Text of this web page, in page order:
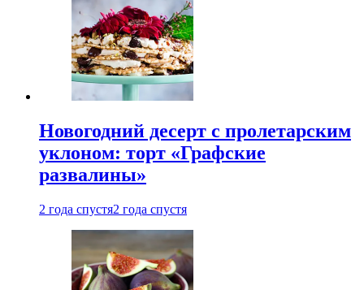
Новогодний десерт с пролетарским
уклоном: торт «Графские
развалины»
2 года спустя2 года спустя